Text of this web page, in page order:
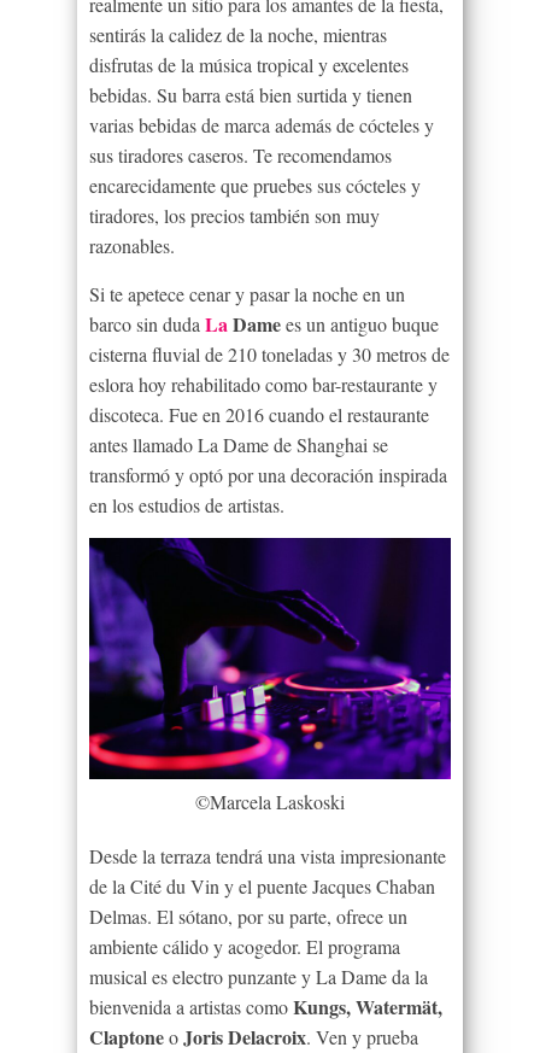
sentirás la calidez de la noche, mientras
disfrutas de la música tropical y excelentes
bebidas. Su barra está bien surtida y tienen
varias bebidas de marca además de cócteles y
sus tiradores caseros. Te recomendamos
encarecidamente que pruebes sus cócteles y
tiradores, los precios también son muy
razonables.
Si te apetece cenar y pasar la noche en un
barco sin duda LaDamees un antiguo buque
cisterna fluvial de 210 toneladas y 30 metros de
eslora hoy rehabilitado como bar-restaurante y
discoteca. Fue en 2016 cuando el restaurante
antes llamado La Damede Shanghai se
transformó y optó por una decoración inspirada
en los estudios de artistas.
©Marcela Laskoski
Desde la terraza tendrá una vista impresionante
de la Cité du Vin y el puente Jacques Chaban
Delmas. El sótano, por su parte, ofrece un
ambiente cálido y acogedor. El programa
musical es electro punzante y La Dameda la
bienvenida a artistas comoKungs, Watermät,
ClaptoneoJoris Delacroix. Ven y prueba